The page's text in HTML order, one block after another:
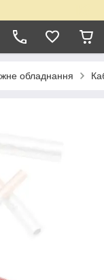
обладнання